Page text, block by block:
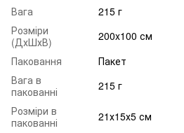
Вага
215 г
Розміри
(ДхШхВ)
200x100 см
Паковання
Пакет
Вага в
пакованні
215 г
Розміри в
пакованні
21х15х5 см